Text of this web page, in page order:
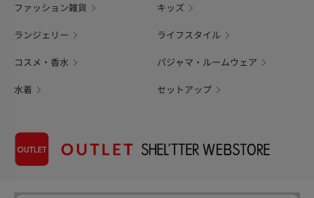
ファッション雑貨 キッズ
ランジェリー ライフスタイル
コスメ・香水 パジャマ・ルームウェア
水着 セットアップ